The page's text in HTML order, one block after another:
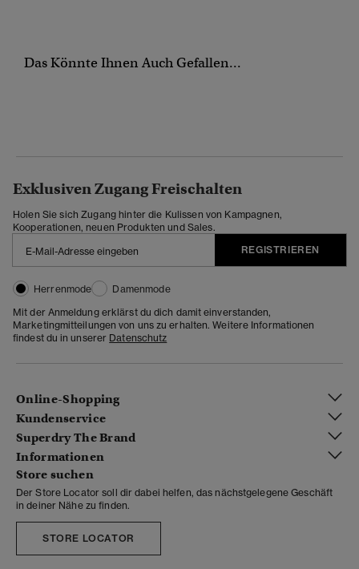
Das Könnte Ihnen Auch Gefallen...
Exklusiven Zugang Freischalten
Holen Sie sich Zugang hinter die Kulissen von Kampagnen,
Kooperationen, neuen Produkten und Sales.
REGISTRIEREN
Herrenmode
Damenmode
Mit der Anmeldung erklärst du dich damit einverstanden,
Marketingmitteilungen von uns zu erhalten. Weitere Informationen
findest du in unserer Datenschutz
Online-Shopping
Kundenservice
Superdry The Brand
Informationen
Store suchen
Der Store Locator soll dir dabei helfen, das nächstgelegene Geschäft
in deiner Nähe zu finden.
STORE LOCATOR